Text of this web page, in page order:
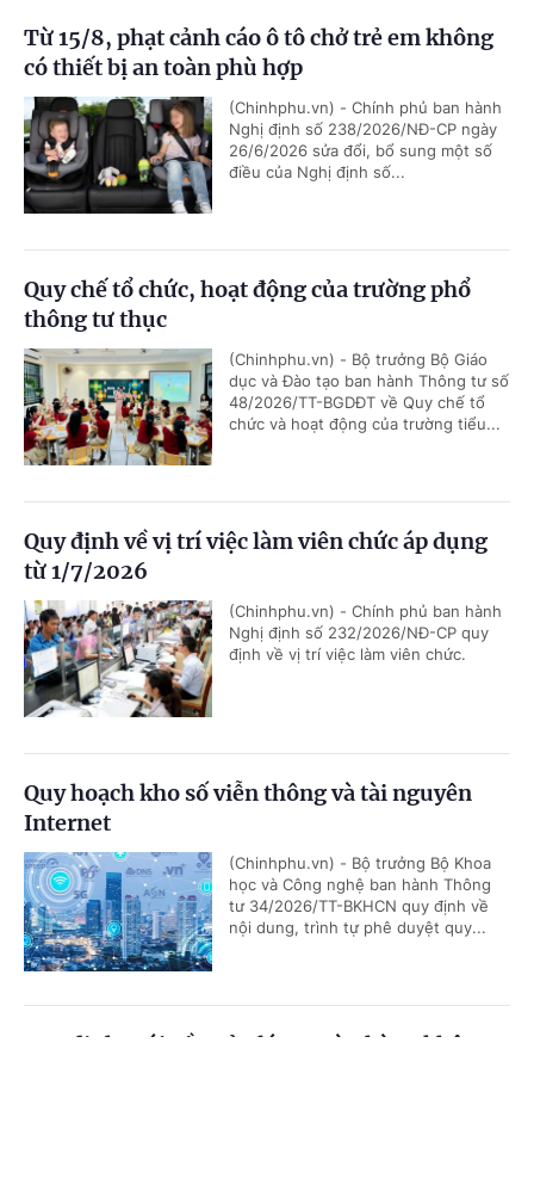
Từ 15/8, phạt cảnh cáo ô tô chở trẻ em không
có thiết bị an toàn phù hợp
(Chinhphu.vn) - Chính phủ ban hành
Nghị định số 238/2026/NĐ-CP ngày
26/6/2026 sửa đổi, bổ sung một số
điều của Nghị định số...
Quy chế tổ chức, hoạt động của trường phổ
thông tư thục
(Chinhphu.vn) - Bộ trưởng Bộ Giáo
dục và Đào tạo ban hành Thông tư số
48/2026/TT-BGDĐT về Quy chế tổ
chức và hoạt động của trường tiểu...
Quy định về vị trí việc làm viên chức áp dụng
từ 1/7/2026
(Chinhphu.vn) - Chính phủ ban hành
Nghị định số 232/2026/NĐ-CP quy
định về vị trí việc làm viên chức.
Quy hoạch kho số viễn thông và tài nguyên
Internet
(Chinhphu.vn) - Bộ trưởng Bộ Khoa
học và Công nghệ ban hành Thông
tư 34/2026/TT-BKHCN quy định về
nội dung, trình tự phê duyệt quy...
Quy định mới về quản lý an toàn hàng không